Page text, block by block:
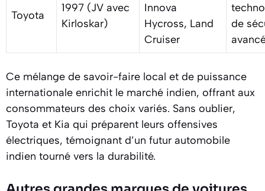
Toyota
1997 (JV avec
Kirloskar)
Innova
Hycross, Land
Cruiser
de
Ce mélange de savoir-faire local et de puissance
internationale enrichit le marché indien, offrant aux
consommateurs des choix variés. Sans oublier,
Toyota et Kia qui préparent leurs offensives
électriques, témoignant d’un futur automobile
indien tourné vers la durabilité.